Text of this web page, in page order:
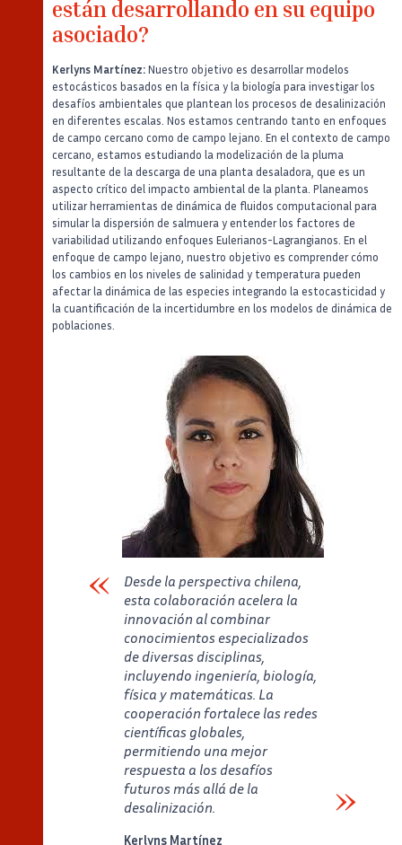
están desarrollando en su equipo
asociado?
Kerlyns Martínez: Nuestro objetivo es desarrollar modelos
estocásticos basados en la física y la biología para investigar los
desafíos ambientales que plantean los procesos de desalinización
en diferentes escalas. Nos estamos centrando tanto en enfoques
de campo cercano como de campo lejano. En el contexto de campo
cercano, estamos estudiando la modelización de la pluma
resultante de la descarga de una planta desaladora, que es un
aspecto crítico del impacto ambiental de la planta. Planeamos
utilizar herramientas de dinámica de fluidos computacional para
simular la dispersión de salmuera y entender los factores de
variabilidad utilizando enfoques Eulerianos-Lagrangianos. En el
enfoque de campo lejano, nuestro objetivo es comprender cómo
los cambios en los niveles de salinidad y temperatura pueden
afectar la dinámica de las especies integrando la estocasticidad y
la cuantificación de la incertidumbre en los modelos de dinámica de
poblaciones.
Desde la perspectiva chilena,
esta colaboración acelera la
innovación al combinar
conocimientos especializados
de diversas disciplinas,
incluyendo ingeniería, biología,
física y matemáticas. La
cooperación fortalece las redes
científicas globales,
permitiendo una mejor
respuesta a los desafíos
futuros más allá de la
desalinización.
Kerlyns Martínez